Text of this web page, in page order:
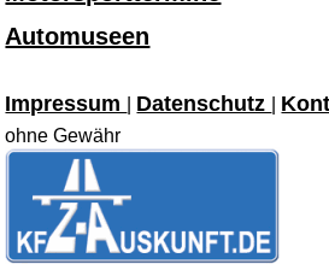
Automuseen
Impressum Datenschutz
ohne Gewähr